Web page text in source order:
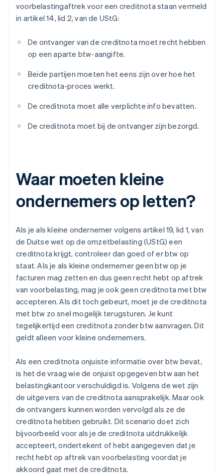
voorbelastingaftrek voor een creditnota staan vermeld
in artikel 14, lid 2, van de UStG:
De ontvanger van de creditnota moet recht hebben
op een aparte btw-aangifte.
Beide partijen moeten het eens zijn over hoe het
creditnota-proces werkt.
De creditnota moet alle verplichte info bevatten.
De creditnota moet bij de ontvanger zijn bezorgd.
Waar moeten kleine
ondernemers op letten?
Als je als kleine ondernemer volgens artikel 19, lid 1, van
de Duitse wet op de omzetbelasting (UStG) een
creditnota krijgt, controleer dan goed of er btw op
staat. Als je als kleine ondernemer geen btw op je
facturen mag zetten en dus geen recht hebt op aftrek
van voorbelasting, mag je ook geen creditnota met btw
accepteren. Als dit toch gebeurt, moet je de creditnota
met btw zo snel mogelijk terugsturen. Je kunt
tegelijkertijd een creditnota zonder btw aanvragen. Dit
geldt alleen voor kleine ondernemers.
Als een creditnota onjuiste informatie over btw bevat,
is het de vraag wie de onjuist opgegeven btw aan het
belastingkantoor verschuldigd is. Volgens de wet zijn
de uitgevers van de creditnota aansprakelijk. Maar ook
de ontvangers kunnen worden vervolgd als ze de
creditnota hebben gebruikt. Dit scenario doet zich
bijvoorbeeld voor als je de creditnota uitdrukkelijk
accepteert, ondertekent of hebt aangegeven dat je
recht hebt op aftrek van voorbelasting voordat je
akkoord gaat met de creditnota.